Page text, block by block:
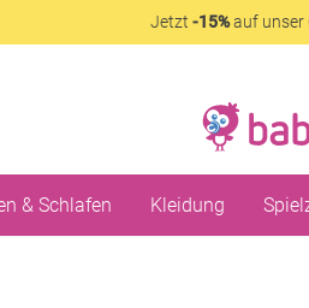
Jetzt -15%auf unser
& Schlafen Kleidung